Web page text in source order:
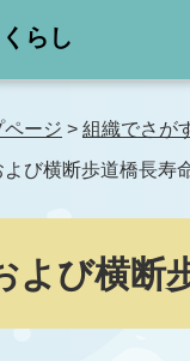
くらし
ページ > 組織でさが
よび横断歩道橋長寿
よび横断